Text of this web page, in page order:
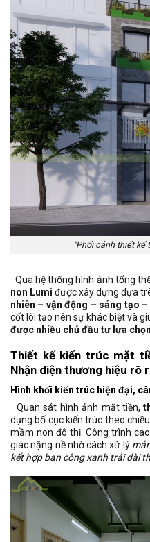
“Phối cảnh thiết kế
Qua hệ thống hình ảnh tổng
non Lumi được xây dựng dựa
nhiên – vận động – sáng tạo –
cốt lõi tạo nên sự khác biệt và
được nhiều chủ đầu tư lựa
Thiết kế kiến trúc mặt
Nhận diện thương hiệu rõ
Hình khối kiến trúc hiện đại,
Quan sát hình ảnh mặt tiền,
dụng bố cục kiến trúc theo
mầm non đô thị. Công trình
giác nặng nề nhờ cách xử lý
kết hợp ban công xanh trải dài